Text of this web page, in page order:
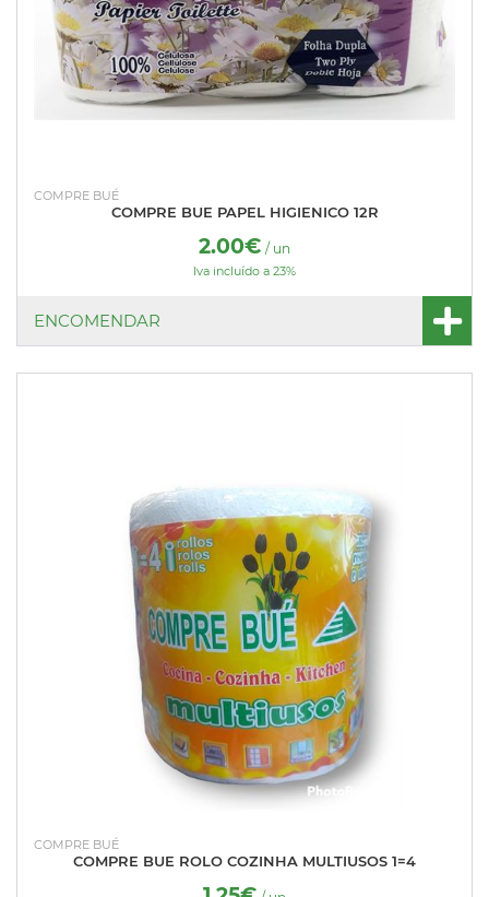
COMPRE BUÉ
COMPRE BUE PAPEL HIGIENICO 12R
2.00€ / un
Iva incluído a 23%
ENCOMENDAR
COMPRE BUÉ
COMPRE BUE ROLO COZINHA MULTIUSOS 1=4